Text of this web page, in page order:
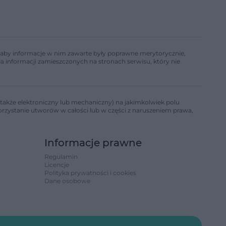
informacje w nim zawarte były poprawne merytorycznie,
informacji zamieszczonych na stronach serwisu, który nie
elektroniczny lub mechaniczny) na jakimkolwiek polu
utworów w całości lub w części z naruszeniem prawa,
Informacje prawne
Regulamin
Licencje
Polityka prywatności i cookies
Dane osobowe